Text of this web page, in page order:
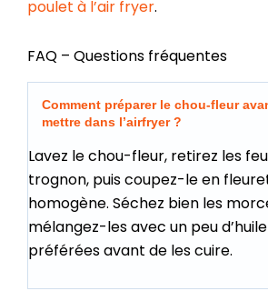
poulet à l’air fryer.
FAQ – Questions fréquentes
Comment préparer le chou-fleur
mettre dans l’airfryer ?
Lavez le chou-fleur, retirez les
trognon, puis coupez-le en
homogène. Séchez bien les
mélangez-les avec un peu
préférées avant de les cuire.